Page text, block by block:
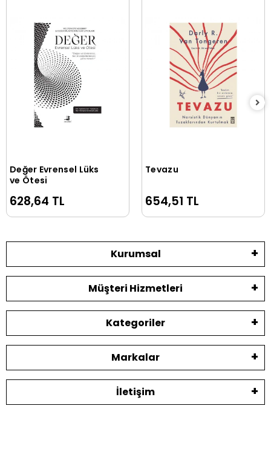
Sepete Ekle
Değer Evrensel Lüks
ve Ötesi
628,64 TL
Tevazu
654,51 TL
Kurumsal
Müşteri Hizmetleri
Kategoriler
Markalar
İletişim